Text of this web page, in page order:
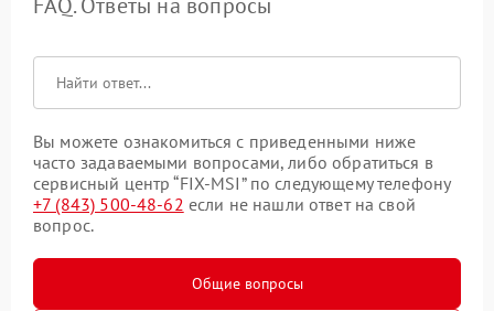
Вы можете ознакомиться с приведенными ниже
часто задаваемыми вопросами, либо обратиться в
сервисный центр “FIX-MSI” по следующему телефону
+7 (843) 500-48-62 если не нашли ответ на свой
вопрос.
Общие вопросы